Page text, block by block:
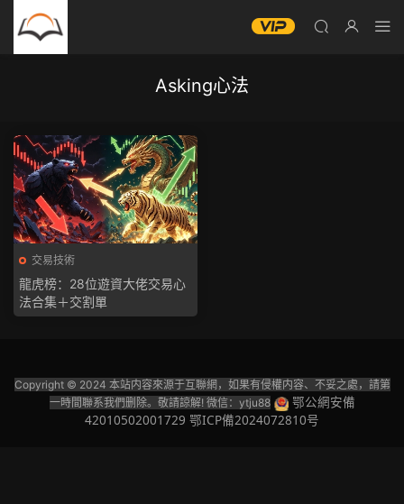
Asking心法
交易技術
龍虎榜：28位遊資大佬交易心
法合集＋交割單
Copyright © 2024 本站内容來源于互聯網，如果有侵權内容、不妥之處，請第
一時間聯系我們删除。敬請諒解! 微信：ytju88
鄂公網安備
42010502001729 鄂ICP備2024072810号